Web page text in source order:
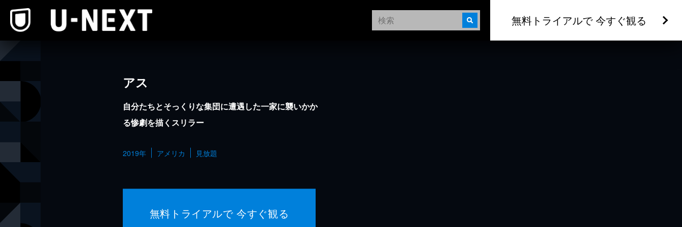
無料トライアルで 今すぐ観る
アス
自分たちとそっくりな集団に遭遇した一家に襲いかか
る惨劇を描くスリラー
2019年 アメリカ 見放題
無料トライアルで 今すぐ観る